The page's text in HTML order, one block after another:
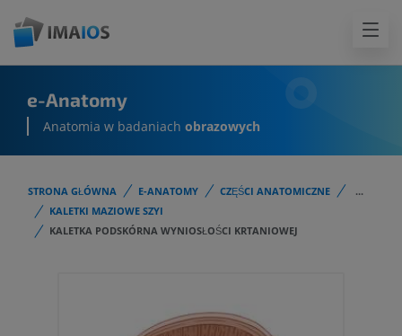
e-Anatomy
Anatomia w badaniach obrazowych
STRONA GŁÓWNA E-ANATOMY CZĘŚCI ANATOMICZNE
...
KALETKI MAZIOWE SZYI
KALETKA PODSKÓRNA WYNIOSŁOŚCI KRTANIOWEJ